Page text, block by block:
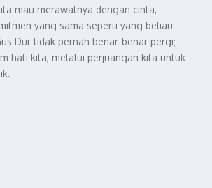
mau merawatnya dengan cinta,
yang sama seperti yang beliau
Dur tidak pernah benar-benar pergi;
hati kita, melalui perjuangan kita untuk